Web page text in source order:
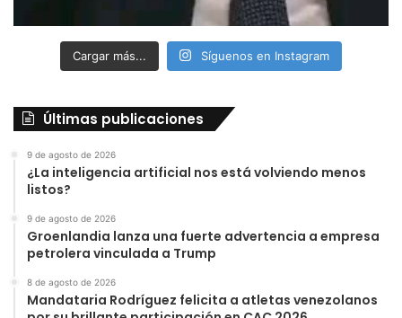
Cargar más... Síguenos en Instagram
Últimas publicaciones
9 de agosto de 2026
¿La inteligencia artificial nos está volviendo menos
listos?
9 de agosto de 2026
Groenlandia lanza una fuerte advertencia a empresa
petrolera vinculada a Trump
8 de agosto de 2026
Mandataria Rodríguez felicita a atletas venezolanos